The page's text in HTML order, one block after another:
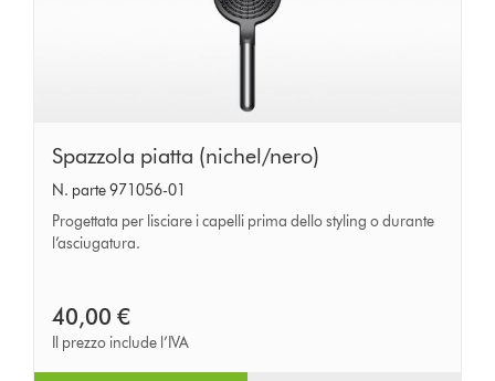
Spazzola
piatta
(nichel/nero)
Spazzola piatta (nichel/nero)
N. parte 971056-01
Progettata per lisciare i capelli prima dello styling o durante
l’asciugatura.
40,00 €
Il prezzo include l’IVA